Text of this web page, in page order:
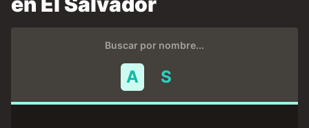
Buscar por nombre...
A S